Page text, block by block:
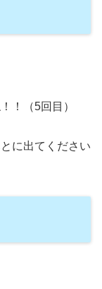
！（5回目）
に出てください